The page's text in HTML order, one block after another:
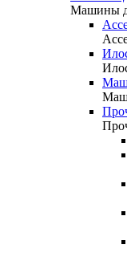
Машины